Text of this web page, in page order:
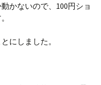
かないので、100円ショ
にしました。